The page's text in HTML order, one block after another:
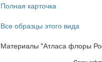
Полная карточка
Все образцы этого вида
Материалы "Атласа флоры